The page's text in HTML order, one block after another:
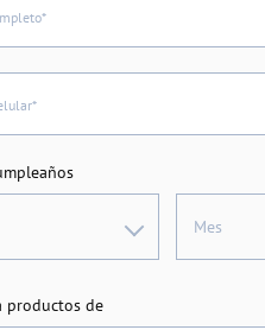
Mes
productos de